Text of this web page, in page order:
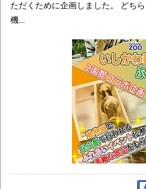
ただくために企画しました。 どち
機...